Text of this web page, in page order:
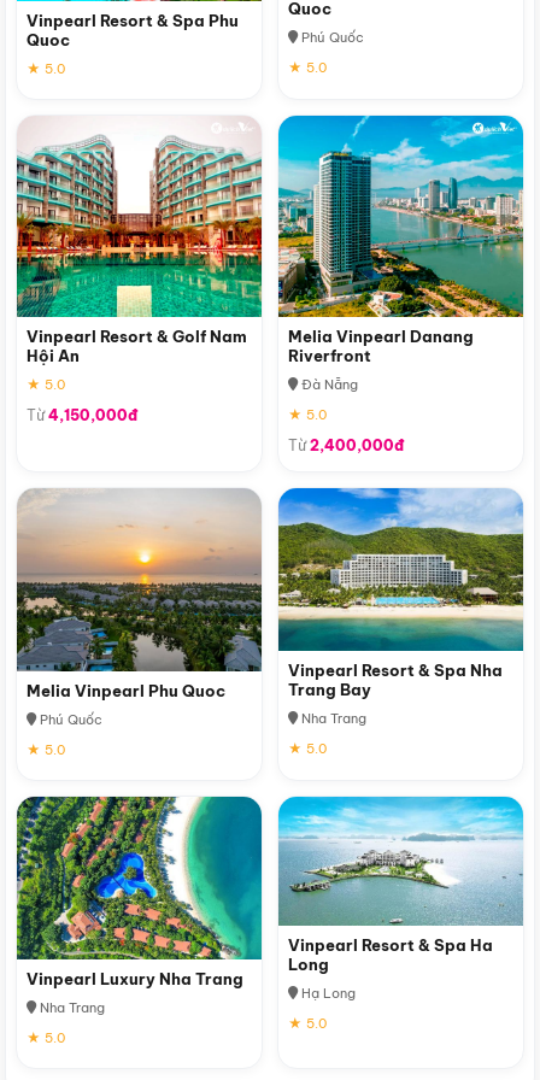
Vinpearl Resort & Spa Phu
Quoc
★ 5.0
Quoc
Phú Quốc
★ 5.0
Vinpearl Resort & Golf Nam
Hội An
★ 5.0
Từ4,150,000đ
Melia Vinpearl Danang
Riverfront
Đà Nẵng
★ 5.0
Từ2,400,000đ
Melia Vinpearl Phu Quoc
Phú Quốc
★ 5.0
Vinpearl Resort & Spa Nha
Trang Bay
Nha Trang
★ 5.0
Vinpearl Luxury Nha Trang
Nha Trang
★ 5.0
Vinpearl Resort & Spa Ha
Long
Hạ Long
★ 5.0